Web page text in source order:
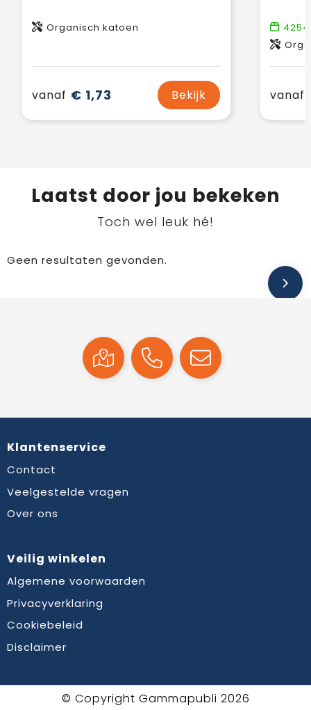
Organisch katoen
vanaf € 1,73 Bekijk vanaf
Laatst door jou bekeken
Toch wel leuk hé!
Geen resultaten gevonden.
Klantenservice
Contact
Veelgestelde vragen
Over ons
Veilig winkelen
Algemene voorwaarden
Privacyverklaring
Cookiebeleid
Disclaimer
© Copyright Gammapubli 2026